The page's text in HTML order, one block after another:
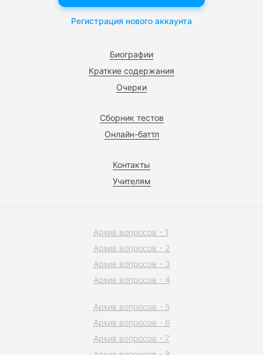
Биографии
Краткие содержания
Очерки
Сборник тестов
Онлайн-баттл
Контакты
Учителям
Регистрация нового аккаунта
Архив вопросов - 1
Архив вопросов - 2
Архив вопросов - 3
Архив вопросов - 4
Архив вопросов - 5
Архив вопросов - 6
Архив вопросов - 7